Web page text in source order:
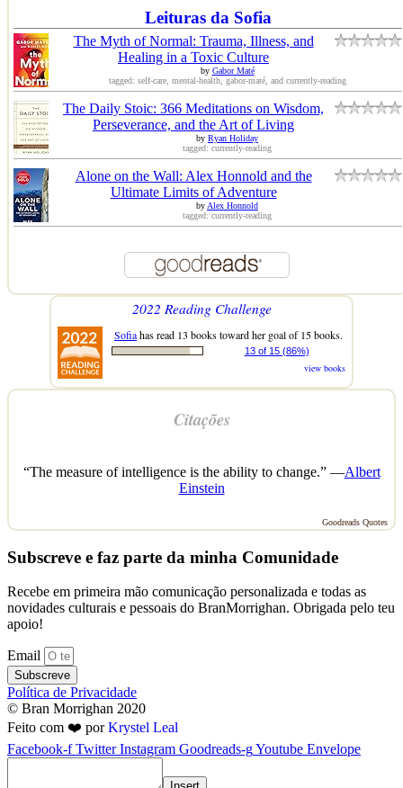
Leituras da Sofia
The Myth of Normal: Trauma, Illness, and
Healing in a Toxic Culture
by Gabor Maté
tagged: self-care, mental-health, gabor-maté, and currently-reading
The Daily Stoic: 366 Meditations on Wisdom,
Perseverance, and the Art of Living
by Ryan Holiday
tagged: currently-reading
Alone on the Wall: Alex Honnold and the
Ultimate Limits of Adventure
byAlex Honnold
tagged: currently-reading
2022 Reading Challenge
Sofiahas read 13 books toward her goal of 15 books.
13 of 15 (86%)
view books
Citações
“The measure of intelligence is the ability to change.” —Albert
Einstein
Goodreads Quotes
Subscreve e faz parte da minha Comunidade
Recebe em primeira mão comunicação personalizada e todas as
novidades culturais e pessoais do BranMorrighan. Obrigada pelo teu
apoio!
Email
Subscreve
Política de Privacidade
© Bran Morrighan 2020
Feito com ❤️ porKrystel Leal
Facebook-f Twitter Instagram Goodreads-gYoutube Envelope